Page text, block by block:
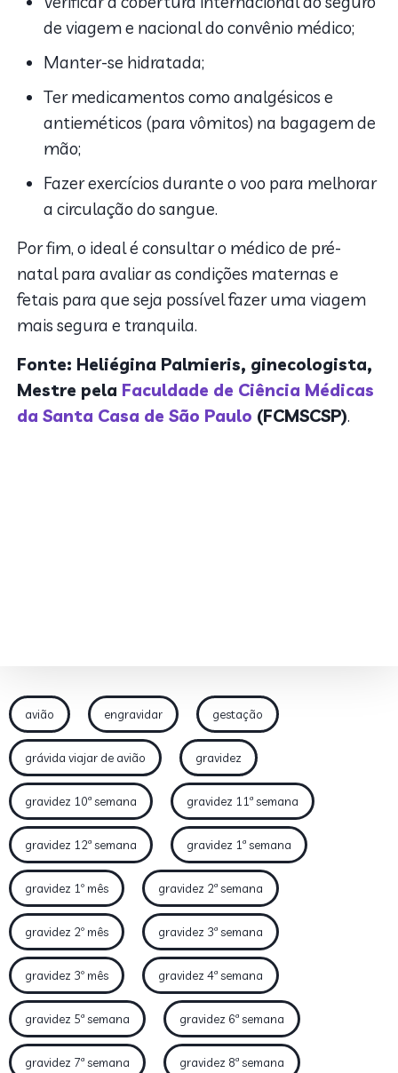
de viagem e nacional do convênio médico;
Manter-se hidratada;
Ter medicamentos como analgésicos e
antieméticos (para vômitos) na bagagem de
mão;
Fazer exercícios durante o voo para melhorar
a circulação do sangue.
Por fim, o ideal é consultar o médico de pré-
natal para avaliar as condições maternas e
fetais para que seja possível fazer uma viagem
mais segura e tranquila.
Fonte: Heliégina Palmieris, ginecologista,
Mestre pela Faculdade de Ciência Médicas
da Santa Casa de São Paulo (FCMSCSP).
avião engravidar gestação
grávida viajar de avião gravidez
gravidez 10ª semana gravidez 11ª semana
gravidez 12ª semana gravidez 1ª semana
gravidez 1º mês gravidez 2ª semana
gravidez 2º mês gravidez 3ª semana
gravidez 3º mês gravidez 4ª semana
gravidez 5ª semana gravidez 6ª semana
gravidez 7ª semana gravidez 8ª semana